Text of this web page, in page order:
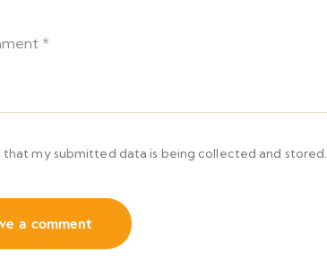
that my submitted data is being collected and stored.